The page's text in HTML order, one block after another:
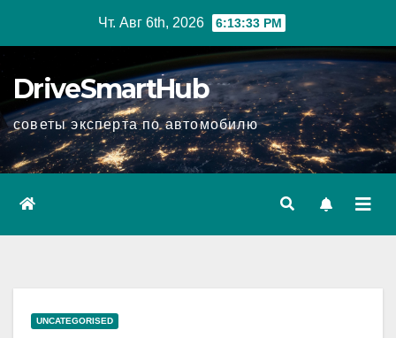
Чт. Авг 6th, 2026 6:13:34 PM
DriveSmartHub
советы эксперта по автомобилю
UNCATEGORISED